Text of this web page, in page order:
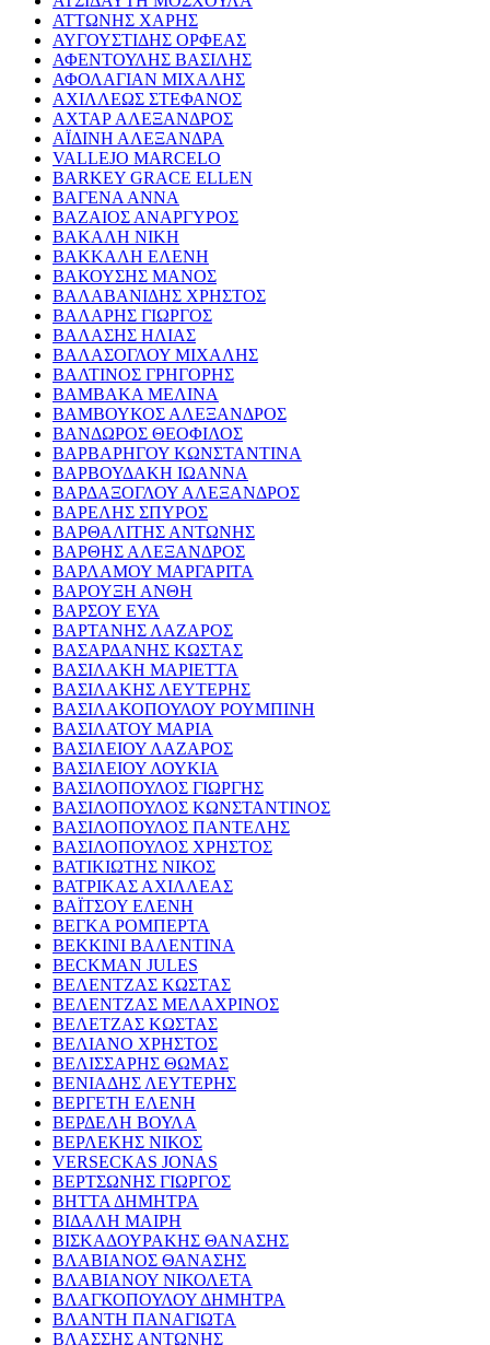
ΑΤΤΩΝΗΣ ΧΑΡΗΣ
ΑΥΓΟΥΣΤΙΔΗΣ ΟΡΦΕΑΣ
ΑΦΕΝΤΟΥΛΗΣ ΒΑΣΙΛΗΣ
ΑΦΟΛΑΓΙΑΝ ΜΙΧΑΛΗΣ
ΑΧΙΛΛΕΩΣ ΣΤΕΦΑΝΟΣ
ΑΧΤΑΡ ΑΛΕΞΑΝΔΡΟΣ
ΑΪΔΙΝΗ ΑΛΕΞΑΝΔΡΑ
VALLEJO MARCELO
BARKEY GRACE ELLEN
ΒΑΓΕΝΑ ΑΝΝΑ
ΒΑΖΑΙΟΣ ΑΝΑΡΓΥΡΟΣ
ΒΑΚΑΛΗ ΝΙΚΗ
ΒΑΚΚΑΛΗ ΕΛΕΝΗ
ΒΑΚΟΥΣΗΣ ΜΑΝΟΣ
ΒΑΛΑΒΑΝΙΔΗΣ ΧΡΗΣΤΟΣ
ΒΑΛΑΡΗΣ ΓΙΩΡΓΟΣ
ΒΑΛΑΣΗΣ ΗΛΙΑΣ
ΒΑΛΑΣΟΓΛΟΥ ΜΙΧΑΛΗΣ
ΒΑΛΤΙΝΟΣ ΓΡΗΓΟΡΗΣ
ΒΑΜΒΑΚΑ ΜΕΛΙΝΑ
ΒΑΜΒΟΥΚΟΣ ΑΛΕΞΑΝΔΡΟΣ
ΒΑΝΔΩΡΟΣ ΘΕΟΦΙΛΟΣ
ΒΑΡΒΑΡΗΓΟΥ ΚΩΝΣΤΑΝΤΙΝΑ
ΒΑΡΒΟΥΔΑΚΗ ΙΩΑΝΝΑ
ΒΑΡΔΑΞΟΓΛΟΥ ΑΛΕΞΑΝΔΡΟΣ
ΒΑΡΕΛΗΣ ΣΠΥΡΟΣ
ΒΑΡΘΑΛΙΤΗΣ ΑΝΤΩΝΗΣ
ΒΑΡΘΗΣ ΑΛΕΞΑΝΔΡΟΣ
ΒΑΡΛΑΜΟΥ ΜΑΡΓΑΡΙΤΑ
ΒΑΡΟΥΞΗ ΑΝΘΗ
ΒΑΡΣΟΥ ΕΥΑ
ΒΑΡΤΑΝΗΣ ΛΑΖΑΡΟΣ
ΒΑΣΑΡΔΑΝΗΣ ΚΩΣΤΑΣ
ΒΑΣΙΛΑΚΗ ΜΑΡΙΕΤΤΑ
ΒΑΣΙΛΑΚΗΣ ΛΕΥΤΕΡΗΣ
ΒΑΣΙΛΑΚΟΠΟΥΛΟΥ ΡΟΥΜΠΙΝΗ
ΒΑΣΙΛΑΤΟΥ ΜΑΡΙΑ
ΒΑΣΙΛΕΙΟΥ ΛΑΖΑΡΟΣ
ΒΑΣΙΛΕΙΟΥ ΛΟΥΚΙΑ
ΒΑΣΙΛΟΠΟΥΛΟΣ ΓΙΩΡΓΗΣ
ΒΑΣΙΛΟΠΟΥΛΟΣ ΚΩΝΣΤΑΝΤΙΝΟΣ
ΒΑΣΙΛΟΠΟΥΛΟΣ ΠΑΝΤΕΛΗΣ
ΒΑΣΙΛΟΠΟΥΛΟΣ ΧΡΗΣΤΟΣ
ΒΑΤΙΚΙΩΤΗΣ ΝΙΚΟΣ
ΒΑΤΡΙΚΑΣ ΑΧΙΛΛΕΑΣ
ΒΑΪΤΣΟΥ ΕΛΕΝΗ
ΒΕΓΚΑ ΡΟΜΠΕΡΤΑ
ΒΕΚΚΙΝΙ ΒΑΛΕΝΤΙΝΑ
BECKMAN JULES
ΒΕΛΕΝΤΖΑΣ ΚΩΣΤΑΣ
ΒΕΛΕΝΤΖΑΣ ΜΕΛΑΧΡΙΝΟΣ
ΒΕΛΕΤΖΑΣ ΚΩΣΤΑΣ
ΒΕΛΙΑΝΟ ΧΡΗΣΤΟΣ
ΒΕΛΙΣΣΑΡΗΣ ΘΩΜΑΣ
ΒΕΝΙΑΔΗΣ ΛΕΥΤΕΡΗΣ
ΒΕΡΓΕΤΗ ΕΛΕΝΗ
ΒΕΡΔΕΛΗ ΒΟΥΛΑ
ΒΕΡΛΕΚΗΣ ΝΙΚΟΣ
VERSECKAS JONAS
ΒΕΡΤΣΩΝΗΣ ΓΙΩΡΓΟΣ
ΒΗΤΤΑ ΔΗΜΗΤΡΑ
ΒΙΔΑΛΗ ΜΑΙΡΗ
ΒΙΣΚΑΔΟΥΡΑΚΗΣ ΘΑΝΑΣΗΣ
ΒΛΑΒΙΑΝΟΣ ΘΑΝΑΣΗΣ
ΒΛΑΒΙΑΝΟΥ ΝΙΚΟΛΕΤΑ
ΒΛΑΓΚΟΠΟΥΛΟΥ ΔΗΜΗΤΡΑ
ΒΛΑΝΤΗ ΠΑΝΑΓΙΩΤΑ
ΒΛΑΣΣΗΣ ΑΝΤΩΝΗΣ